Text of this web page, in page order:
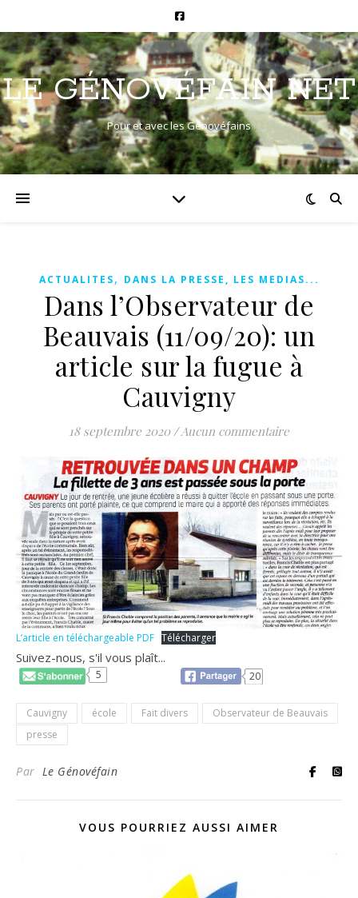
LE GÉNOVÉFAIN NET
Pour et avec les Génovéfains
ACTUALITES, DANS LA PRESSE, LES MEDIAS...
Dans l’Observateur de
Beauvais (11/09/20): un
article sur la fugue à
Cauvigny
18 septembre 2020 /Aucun commentaire
L’article en téléchargeable PDF Télécharger
Suivez-nous, s'il vous plaît...
5 20
Cauvigny école Fait divers
Observateur de Beauvais
presse
Par Le Génovéfain
VOUS POURRIEZ AUSSI AIMER